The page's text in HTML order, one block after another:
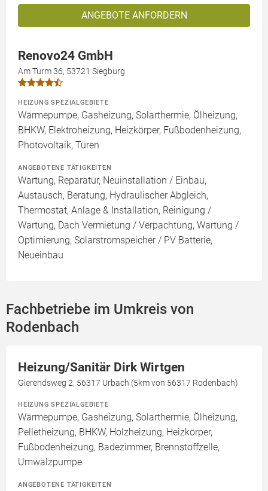
ANGEBOTE ANFORDERN
Renovo24 GmbH
Am Turm 36, 53721 Siegburg
HEIZUNG SPEZIALGEBIETE
Wärmepumpe, Gasheizung, Solarthermie, Ölheizung,
BHKW, Elektroheizung, Heizkörper, Fußbodenheizung,
Photovoltaik, Türen
ANGEBOTENE TÄTIGKEITEN
Wartung, Reparatur, Neuinstallation / Einbau,
Austausch, Beratung, Hydraulischer Abgleich,
Thermostat, Anlage & Installation, Reinigung /
Wartung, Dach Vermietung / Verpachtung, Wartung /
Optimierung, Solarstromspeicher / PV Batterie,
Neueinbau
Fachbetriebe im Umkreis von
Rodenbach
Heizung/Sanitär Dirk Wirtgen
Gierendsweg 2, 56317 Urbach (5km von 56317 Rodenbach)
HEIZUNG SPEZIALGEBIETE
Wärmepumpe, Gasheizung, Solarthermie, Ölheizung,
Pelletheizung, BHKW, Holzheizung, Heizkörper,
Fußbodenheizung, Badezimmer, Brennstoffzelle,
Umwälzpumpe
ANGEBOTENE TÄTIGKEITEN